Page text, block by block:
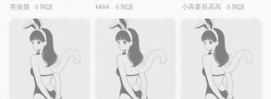
喜揚揚 0 閱讀 kkkk 0 閱讀 小高要長高高 0 閱讀